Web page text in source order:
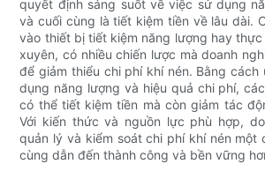
quyết định sáng suốt về việc sử dụng
và cuối cùng là tiết kiệm tiền về lâu dài.
vào thiết bị tiết kiệm năng lượng hay
xuyên, có nhiều chiến lược mà doanh
để giảm thiểu chi phí khí nén. Bằng cách
dụng năng lượng và hiệu quả chi phí,
có thể tiết kiệm tiền mà còn giảm tác
Với kiến ​​thức và nguồn lực phù hợp,
quản lý và kiểm soát chi phí khí nén một
cùng dẫn đến thành công và bền vững